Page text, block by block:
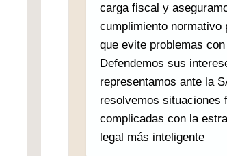
carga fiscal y
cumplimiento normativo
que evite problemas con
Defendemos sus
representamos ante la
resolvemos situaciones
complicadas con la
legal más inteligente